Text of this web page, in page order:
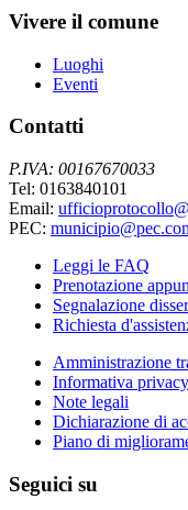
Vivere il comune
Luoghi
Eventi
Contatti
P.IVA: 00167670033
Tel: 0163840101
Email:
PEC:
Leggi le FAQ
Prenotazione
Segnalazione
Richiesta
Amministrazione
Informativa privacy
Note legali
Dichiarazione di
Piano di
Seguici su